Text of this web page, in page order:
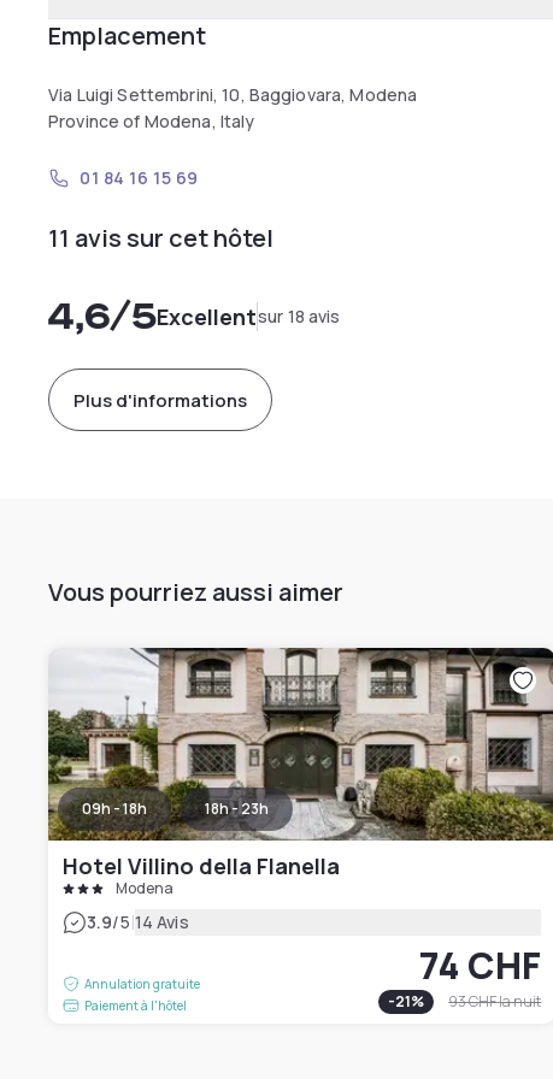
Emplacement
Via Luigi Settembrini, 10, Baggiovara, Modena
Province of Modena, Italy
01 84 16 15 69
11 avis sur cet hôtel
4,6/5Excellentsur 18 avis
Plus d'informations
Vous pourriez aussi aimer
09h - 18h 18h - 23h
Hotel Villino della Flanella
Modena
3.9/5|14 Avis
Annulation gratuite
Paiement à l'hôtel
74 CHF
-21% 93 CHFla nuit